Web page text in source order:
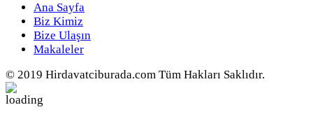
Ana Sayfa
Biz Kimiz
Bize Ulaşın
Makaleler
© 2019 Hirdavatciburada.com Tüm Hakları Saklıdır.